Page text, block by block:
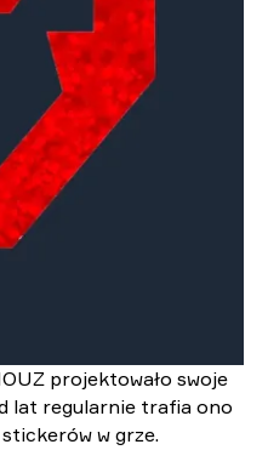
projektowało swoje
lat regularnie trafia ono
w grze.